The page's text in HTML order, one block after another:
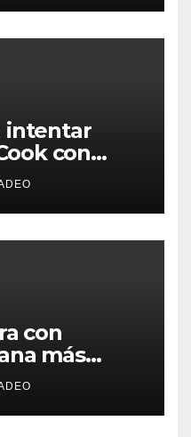
intentar
con
con
más